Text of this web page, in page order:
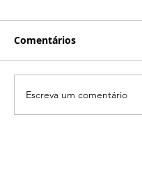
Comentários
Escreva um comentário